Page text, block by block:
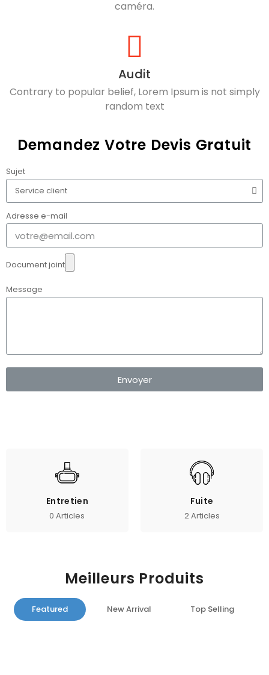
caméra.
Audit
Contrary to popular belief, Lorem Ipsum is not simply
random text
Demandez Votre Devis Gratuit
Sujet
Adresse e-mail
Document joint
Message
Envoyer
Entretien
0 Articles
Fuite
2 Articles
Meilleurs Produits
Featured New Arrival Top Selling